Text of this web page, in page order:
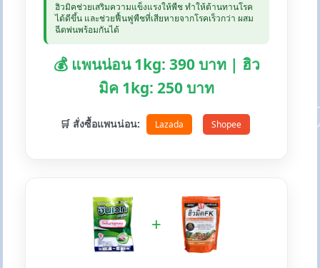
ฮิวมิคช่วยเสริมความแข็งแรงให้พืช ทำให้ต้านทานโรค
ได้ดีขึ้น และช่วยฟื้นฟูพืชที่เสียหายจากโรคเร็วกว่า ผสม
ฉีดพ่นพร้อมกันได้
💰 แพนน่อน 1kg: 390 บาท | ฮิว
มิค 1kg: 250 บาท
🛒 สั่งซื้อแพนน่อน: Lazada Shopee
+